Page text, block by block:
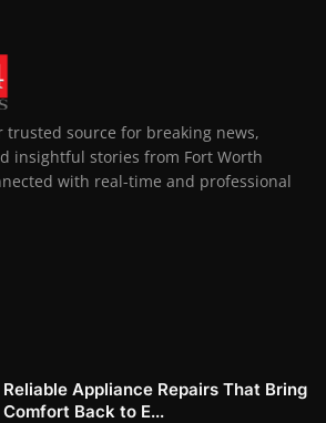
trusted source for breaking news,
insightful stories from Fort Worth
with real-time and professional
Reliable Appliance Repairs That Bring
Comfort Back to E...